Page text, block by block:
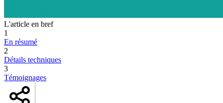
L'article en bref
1
En résumé
2
Détails techniques
3
Témoignages